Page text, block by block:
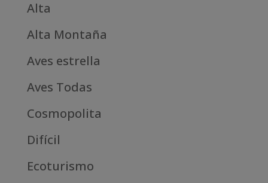
Alta
Alta Montaña
Aves estrella
Aves Todas
Cosmopolita
Difícil
Ecoturismo